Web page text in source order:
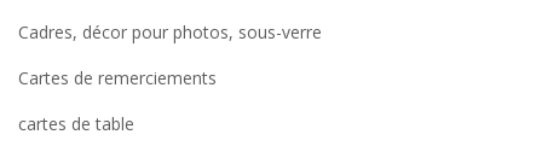
Cadres, décor pour photos, sous-verre
Cartes de remerciements
cartes de table